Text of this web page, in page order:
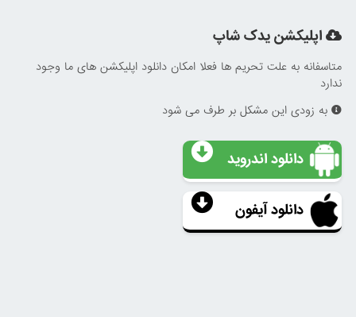
اپلیکشن یدک شاپ
متاسفانه به علت تحریم ها فعلا امکان دانلود اپلیکشن های ما وجود
ندارد
به زودی این مشکل بر طرف می شود
دانلود اندروید
دانلود آیفون